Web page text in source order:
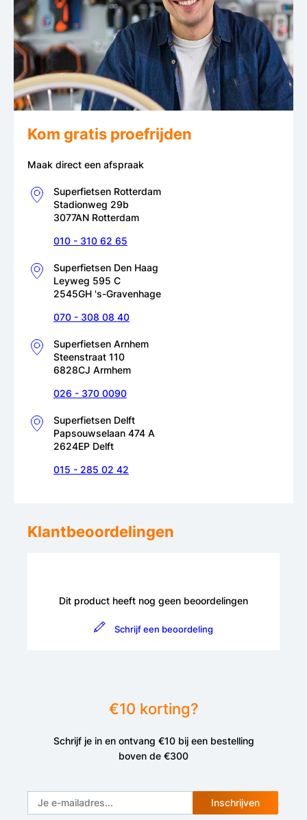
Kom gratis proefrijden
Maak direct een afspraak
Superfietsen Rotterdam
Stadionweg 29b
3077AN Rotterdam
010 - 310 62 65
Superfietsen Den Haag
Leyweg 595 C
2545GH 's-Gravenhage
070 - 308 08 40
Superfietsen Arnhem
Steenstraat 110
6828CJ Armhem
026 - 370 0090
Superfietsen Delft
Papsouwselaan 474 A
2624EP Delft
015 - 285 02 42
Klantbeoordelingen
Dit product heeft nog geen beoordelingen
Schrijf een beoordeling
€10 korting?
Schrijf je in en ontvang €10 bij een bestelling
boven de €300
Inschrijven